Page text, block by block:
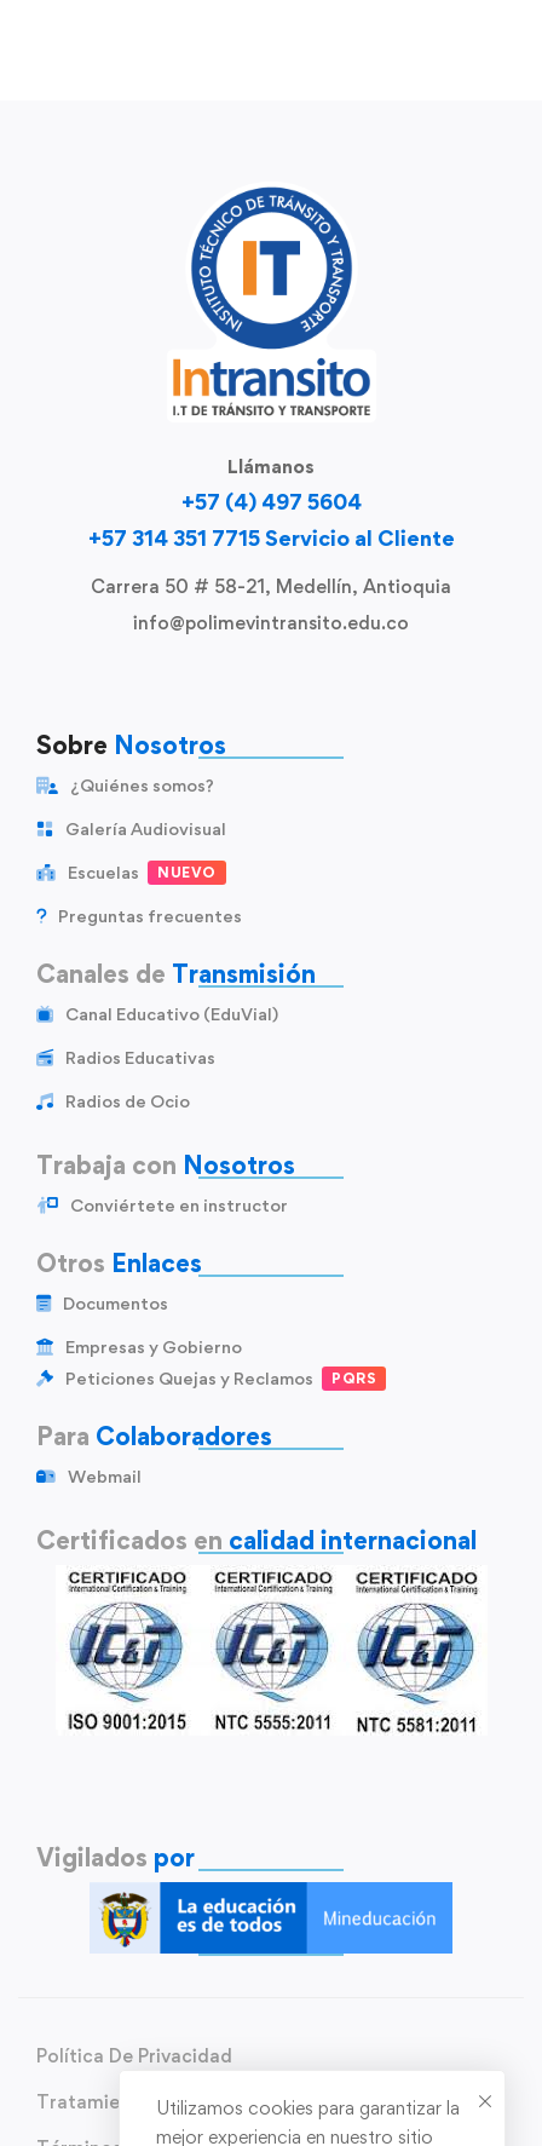
Llámanos
+57 (4) 497 5604
+57 314 351 7715 Servicio al Cliente
Carrera 50 # 58-21, Medellín, Antioquia
info@polimevintransito.edu.co
Sobre Nosotros
¿Quiénes somos?
Galería Audiovisual
Escuelas NUEVO
Preguntas frecuentes
Canales de Transmisión
Canal Educativo (EduVial)
Radios Educativas
Radios de Ocio
Trabaja con Nosotros
Conviértete en instructor
Otros Enlaces
Documentos
Empresas y Gobierno
Peticiones Quejas y Reclamos
PQRS
Para Colaboradores
Webmail
Certificados en calidad internacional
Vigilados por
Política De Privacidad
Tratamiento de Datos Personales
Utilizamos cookies para garantizar la
mejor experiencia en nuestro sitio